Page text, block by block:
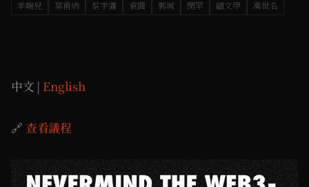
羊喘兒
葉甫納 蔡宇瀟 袁園 郭城 閔罕 顧文甲 高世名
中文 | English
🔗 查看議程